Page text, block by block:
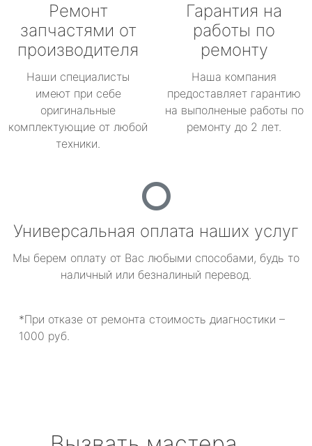
Ремонт
запчастями от
производителя
Наши специалисты
имеют при себе
оригинальные
комплектующие от любой
техники.
Гарантия на
работы по
ремонту
Наша компания
предоставляет гарантию
на выполненые работы по
ремонту до 2 лет.
Универсальная оплата наших услуг
Мы берем оплату от Вас любыми способами, будь то
наличный или безналиный перевод.
*При отказе от ремонта стоимость диагностики –
1000 руб.